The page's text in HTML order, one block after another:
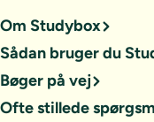
Om Studybox
Sådan bruger du
Bøger på vej
Ofte stillede